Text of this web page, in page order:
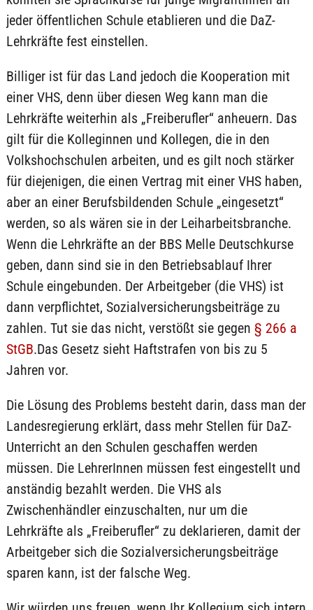
jeder öffentlichen Schule etablieren und die DaZ-
Lehrkräfte fest einstellen.
Billiger ist für das Land jedoch die Kooperation mit
einer VHS, denn über diesen Weg kann man die
Lehrkräfte weiterhin als „Freiberufler“ anheuern. Das
gilt für die Kolleginnen und Kollegen, die in den
Volkshochschulen arbeiten, und es gilt noch stärker
für diejenigen, die einen Vertrag mit einer VHS haben,
aber an einer Berufsbildenden Schule „eingesetzt“
werden, so als wären sie in der Leiharbeitsbranche.
Wenn die Lehrkräfte an der BBS Melle Deutschkurse
geben, dann sind sie in den Betriebsablauf Ihrer
Schule eingebunden. Der Arbeitgeber (die VHS) ist
dann verpflichtet, Sozialversicherungsbeiträge zu
zahlen. Tut sie das nicht, verstößt sie gegen § 266 a
StGB.Das Gesetz sieht Haftstrafen von bis zu 5
Jahren vor.
Die Lösung des Problems besteht darin, dass man der
Landesregierung erklärt, dass mehr Stellen für DaZ-
Unterricht an den Schulen geschaffen werden
müssen. Die LehrerInnen müssen fest eingestellt und
anständig bezahlt werden. Die VHS als
Zwischenhändler einzuschalten, nur um die
Lehrkräfte als „Freiberufler“ zu deklarieren, damit der
Arbeitgeber sich die Sozialversicherungsbeiträge
sparen kann, ist der falsche Weg.